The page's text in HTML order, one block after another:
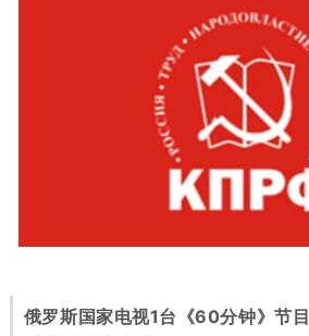
俄罗斯国家电视1台《60分钟》节目